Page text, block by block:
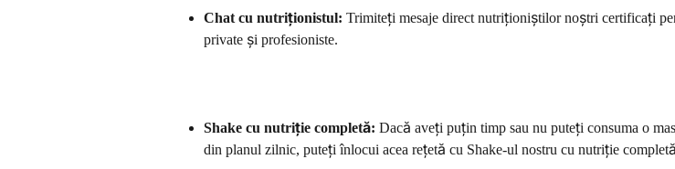
Chat cu nutriționistul: Trimiteți mesaje direct nutriționiștilor noștri certificați
private și profesioniste.
Shake cu nutriție completă: Dacă aveți puțin timp sau nu puteți consuma o
din planul zilnic, puteți înlocui acea rețetă cu Shake-ul nostru cu nutriție